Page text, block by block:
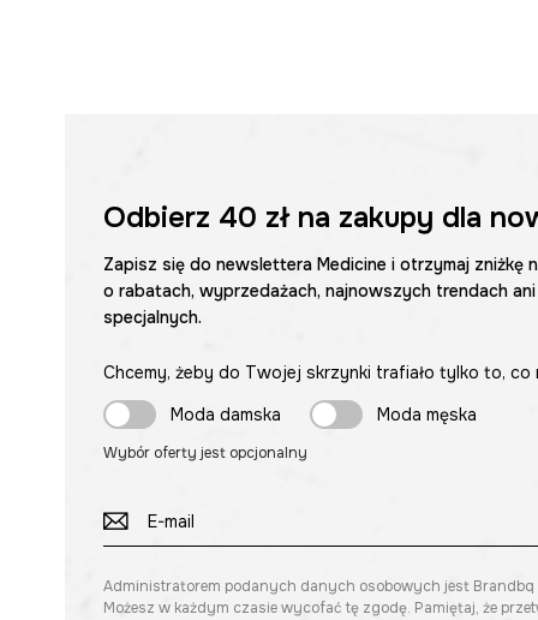
Odbierz 40 złna zakupy dla
Zapisz się do newslettera Medicine i otrzymaj zniżkę
o rabatach, wyprzedażach, najnowszych trendach
specjalnych.
Chcemy, żeby do Twojej skrzynki trafiało tylko to,
Moda damska
Moda męska
Wybór oferty jest opcjonalny
Administratorem podanych danych osobowych jest Brandbq
Możesz w każdym czasie wycofać tę zgodę. Pamiętaj, że